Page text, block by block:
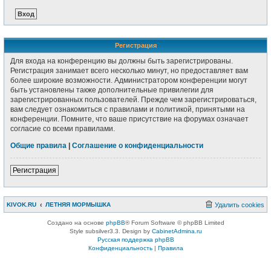
Регистрация
Для входа на конференцию вы должны быть зарегистрированы.
Регистрация занимает всего несколько минут, но предоставляет вам
более широкие возможности. Администратором конференции могут
быть установлены также дополнительные привилегии для
зарегистрированных пользователей. Прежде чем зарегистрироваться,
вам следует ознакомиться с правилами и политикой, принятыми на
конференции. Помните, что ваше присутствие на форумах означает
согласие со всеми правилами.
Общие правила
Соглашение о конфиденциальности
Регистрация
KIVOK.RU ЛЕТНЯЯ МОРМЫШКА Удалить cookies
Создано на основе phpBB® Forum Software © phpBB Limited
Style subsilver3.3. Design by CabinetAdmina.ru
Русская поддержка phpBB
Конфиденциальность| Правила